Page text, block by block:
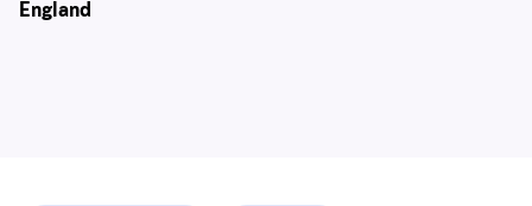
England